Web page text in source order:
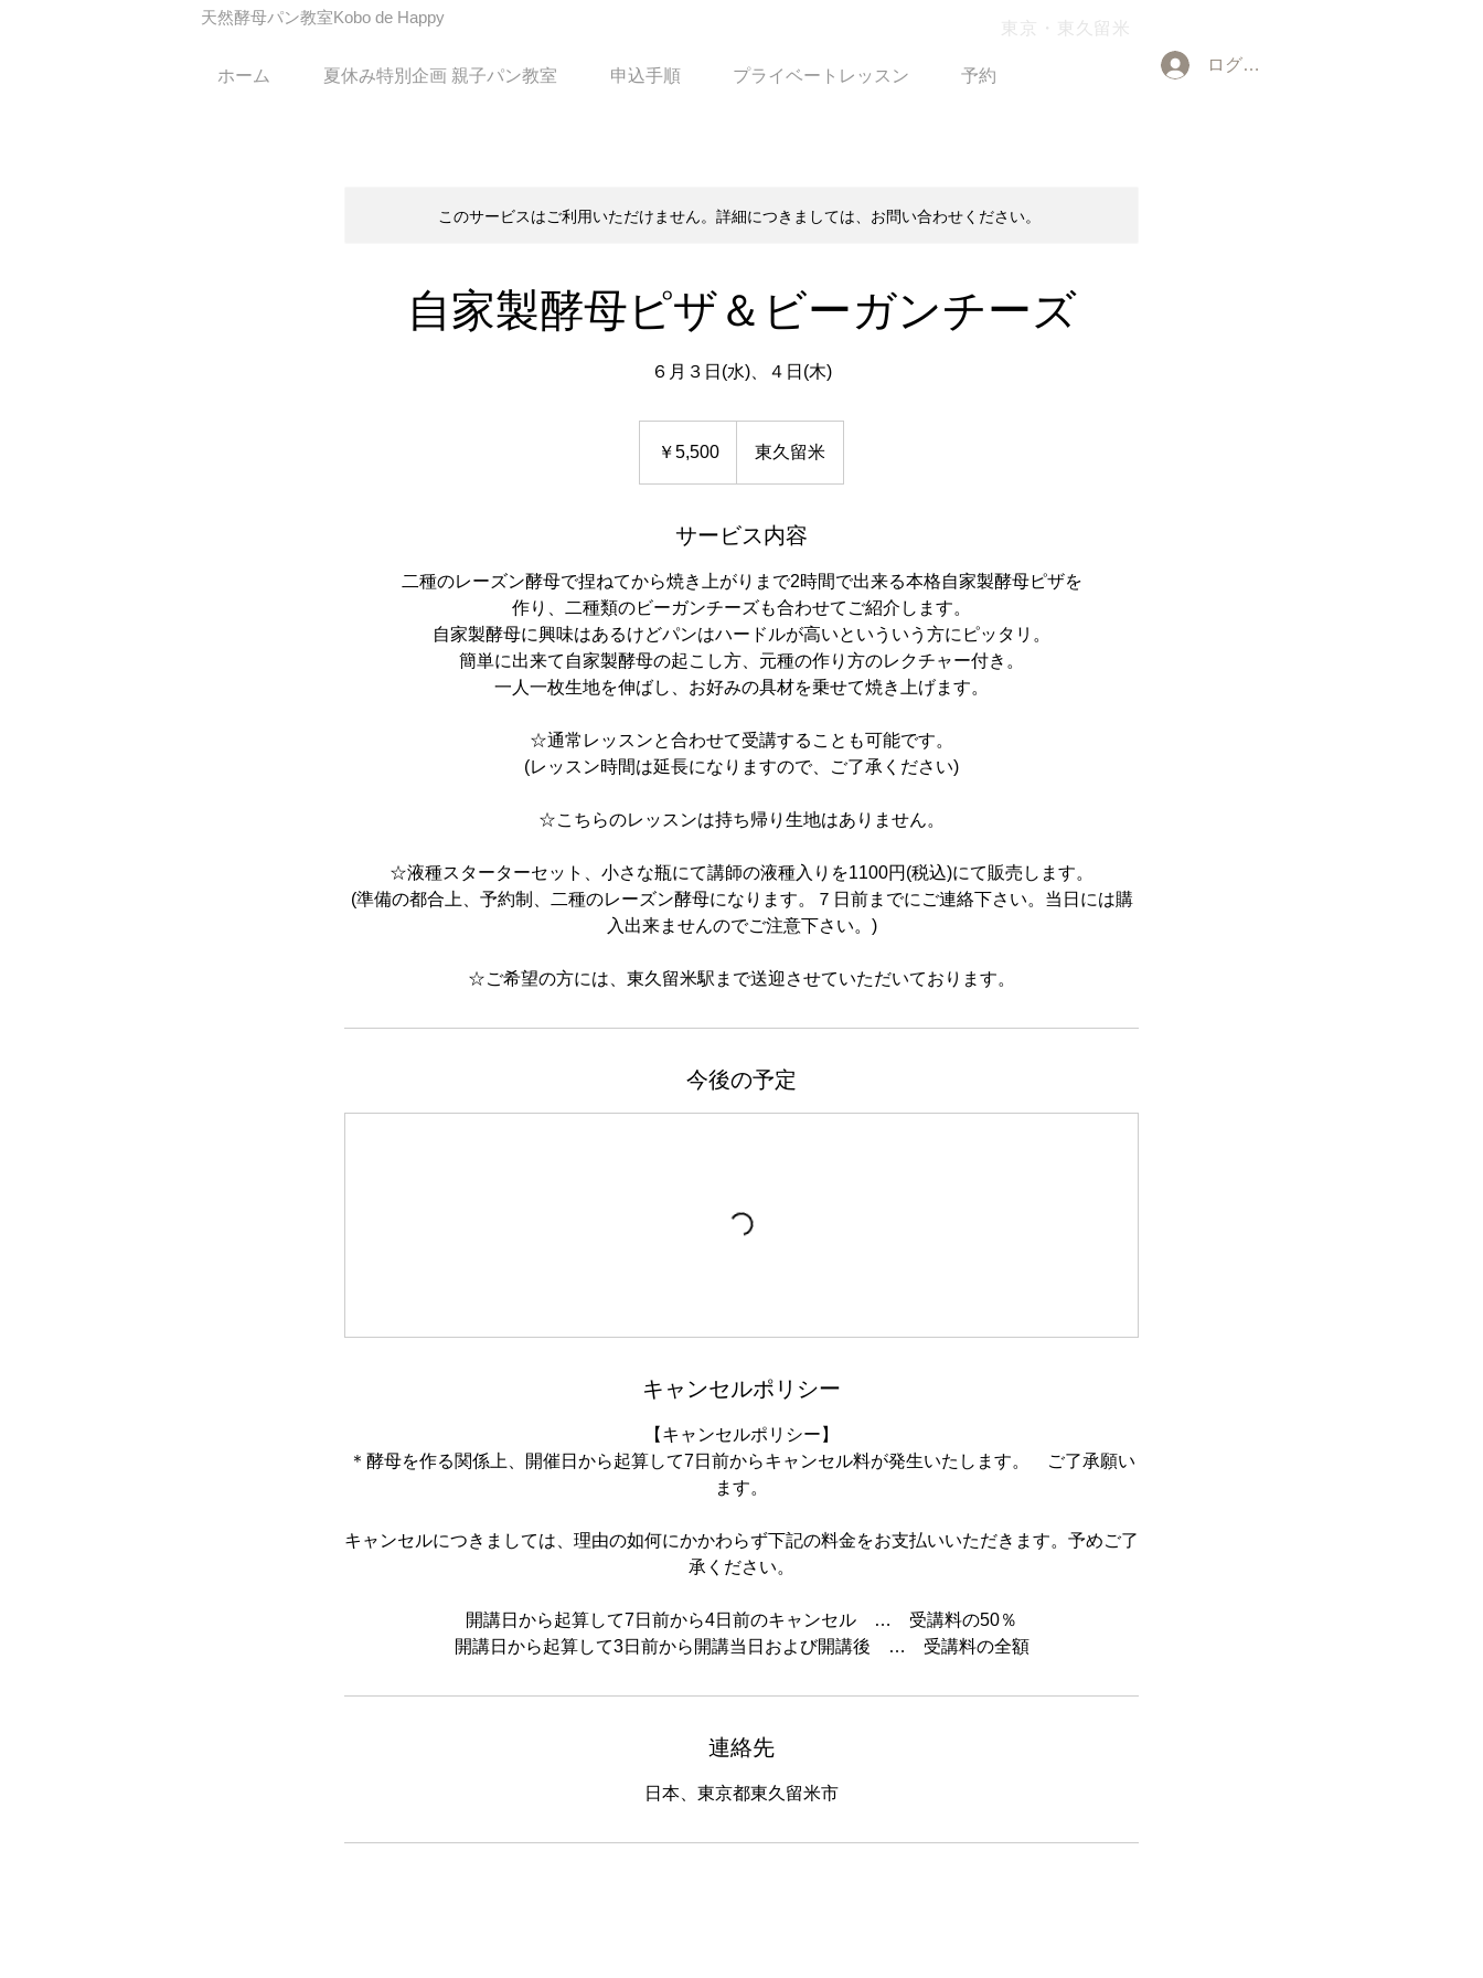
​天然酵母パン教室Kobo de Happy 東京・東久留米
ホーム 夏休み特別企画 親子パン教室 申込手順 プライベートレッスン 予約 ログイン
このサービスはご利用いただけません。詳細につきましては、お問い合わせください。
自家製酵母ピザ＆ビーガンチーズ
６月３日(水)、４日(木)
￥5,500 東久留米
サービス内容
二種のレーズン酵母で捏ねてから焼き上がりまで2時間で出来る本格自家製酵母ピザを
作り、二種類のビーガンチーズも合わせてご紹介します。
自家製酵母に興味はあるけどパンはハードルが高いといういう方にピッタリ。
簡単に出来て自家製酵母の起こし方、元種の作り方のレクチャー付き。
一人一枚生地を伸ばし、お好みの具材を乗せて焼き上げます。
☆通常レッスンと合わせて受講することも可能です。
(レッスン時間は延長になりますので、ご了承ください)
☆こちらのレッスンは持ち帰り生地はありません。
☆液種スターターセット、小さな瓶にて講師の液種入りを1100円(税込)にて販売します。
(準備の都合上、予約制、二種のレーズン酵母になります。７日前までにご連絡下さい。当日には購
入出来ませんのでご注意下さい。)
☆ご希望の方には、東久留米駅まで送迎させていただいております。
今後の予定
キャンセルポリシー
【キャンセルポリシー】
＊酵母を作る関係上、開催日から起算して7日前からキャンセル料が発生いたします。 ご了承願い
ます。
キャンセルにつきましては、理由の如何にかかわらず下記の料金をお支払いいただきます。予めご了
承ください。
開講日から起算して7日前から4日前のキャンセル … 受講料の50％
開講日から起算して3日前から開講当日および開講後 … 受講料の全額
連絡先
日本、東京都東久留米市